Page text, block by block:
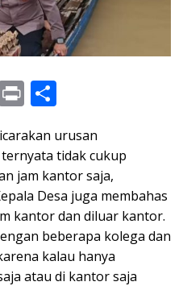
Pr
t ar
e
urusan
tidak cukup
jam kantor saja,
Desa juga membahas
kantor dan diluar kantor.
beberapa kolega dan
kalau hanya
atau di kantor saja